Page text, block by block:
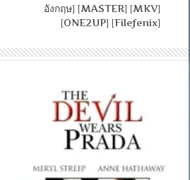
อังกฤษ] [MASTER] [MKV]
[ONE2UP] [Filefenix]